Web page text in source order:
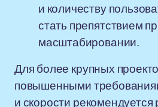
и количеству
стать препятствием
масштабировании.
Для более крупных
повышенными
и скорости рекомендуется